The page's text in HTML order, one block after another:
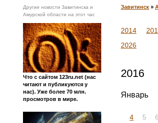
Другие новости Завитинска и
Амурской области на этот час
Что с сайтом 123ru.net (нас
читают и публикуются у
нас). Уже более 70 млн.
просмотров в мире.
Завитинск »
2014
2026
2016
Январь
4
5 6